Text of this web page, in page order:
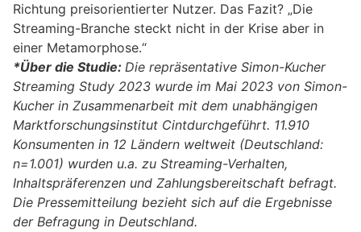
Richtung preisorientierter Nutzer. Das Fazit? „Die
Streaming-Branche steckt nicht in der Krise aber in
einer Metamorphose.“
*Über die Studie: Die repräsentative Simon-Kucher
Streaming Study 2023 wurde im Mai 2023 von Simon-
Kucher in Zusammenarbeit mit dem unabhängigen
Marktforschungsinstitut Cintdurchgeführt. 11.910
Konsumenten in 12 Ländern weltweit (Deutschland:
n=1.001) wurden u.a. zu Streaming-Verhalten,
Inhaltspräferenzen und Zahlungsbereitschaft befragt.
Die Pressemitteilung bezieht sich auf die Ergebnisse
der Befragung in Deutschland.